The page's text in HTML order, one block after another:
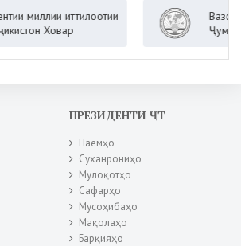
иттилоотии
Ховар
Вазорати
Ҷумҳурии
ПРЕЗИДЕНТИ ҶТ
Паёмҳо
Суханрониҳо
Мулоқотҳо
Сафарҳо
Мусоҳибаҳо
Мақолаҳо
Барқияҳо